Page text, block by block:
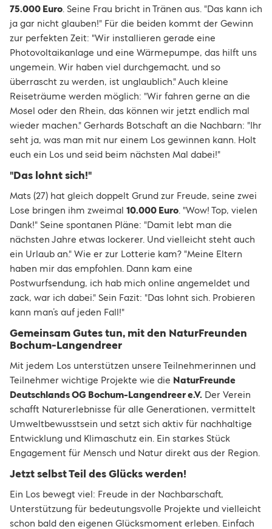
75.000 Euro. Seine Frau bricht in Tränen aus. "Das kann ich
ja gar nicht glauben!" Für die beiden kommt der Gewinn
zur perfekten Zeit: "Wir installieren gerade eine
Photovoltaikanlage und eine Wärmepumpe, das hilft uns
ungemein. Wir haben viel durchgemacht, und so
überrascht zu werden, ist unglaublich." Auch kleine
Reiseträume werden möglich: "Wir fahren gerne an die
Mosel oder den Rhein, das können wir jetzt endlich mal
wieder machen." Gerhards Botschaft an die Nachbarn: "Ihr
seht ja, was man mit nur einem Los gewinnen kann. Holt
euch ein Los und seid beim nächsten Mal dabei!"
"Das lohnt sich!"
Mats (27) hat gleich doppelt Grund zur Freude, seine zwei
Lose bringen ihm zweimal 10.000 Euro. "Wow! Top, vielen
Dank!" Seine spontanen Pläne: "Damit lebt man die
nächsten Jahre etwas lockerer. Und vielleicht steht auch
ein Urlaub an." Wie er zur Lotterie kam? "Meine Eltern
haben mir das empfohlen. Dann kam eine
Postwurfsendung, ich hab mich online angemeldet und
zack, war ich dabei." Sein Fazit: "Das lohnt sich. Probieren
kann man’s auf jeden Fall!"
Gemeinsam Gutes tun, mit den NaturFreunden
Bochum-Langendreer
Mit jedem Los unterstützen unsere Teilnehmerinnen und
Teilnehmer wichtige Projekte wie die NaturFreunde
Deutschlands OG Bochum-Langendreer e.V. Der Verein
schafft Naturerlebnisse für alle Generationen, vermittelt
Umweltbewusstsein und setzt sich aktiv für nachhaltige
Entwicklung und Klimaschutz ein. Ein starkes Stück
Engagement für Mensch und Natur direkt aus der Region.
Jetzt selbst Teil des Glücks werden!
Ein Los bewegt viel: Freude in der Nachbarschaft,
Unterstützung für bedeutungsvolle Projekte und vielleicht
schon bald den eigenen Glücksmoment erleben. Einfach